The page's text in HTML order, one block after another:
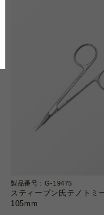
製品番号：G-19475
スティーブン氏テノトミ
105mm